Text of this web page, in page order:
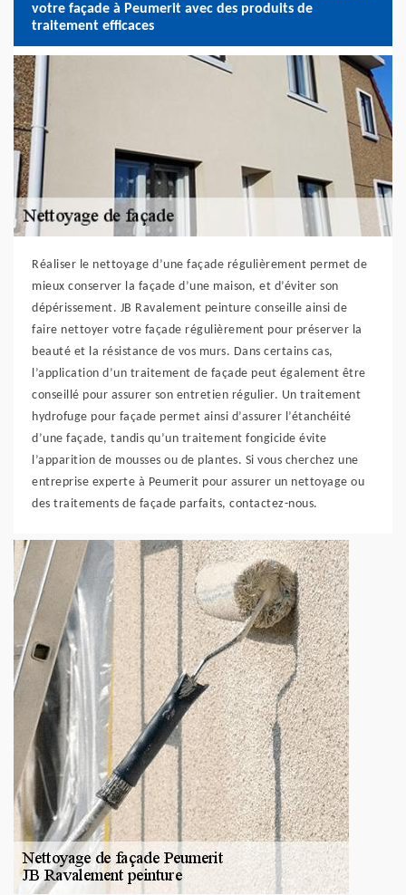
votre façade à Peumerit avec des produits de
traitement efficaces
Réaliser le nettoyage d’une façade régulièrement permet de
mieux conserver la façade d’une maison, et d’éviter son
dépérissement. JB Ravalement peinture conseille ainsi de
faire nettoyer votre façade régulièrement pour préserver la
beauté et la résistance de vos murs. Dans certains cas,
l’application d’un traitement de façade peut également être
conseillé pour assurer son entretien régulier. Un traitement
hydrofuge pour façade permet ainsi d’assurer l’étanchéité
d’une façade, tandis qu’un traitement fongicide évite
l’apparition de mousses ou de plantes. Si vous cherchez une
entreprise experte à Peumerit pour assurer un nettoyage ou
des traitements de façade parfaits, contactez-nous.